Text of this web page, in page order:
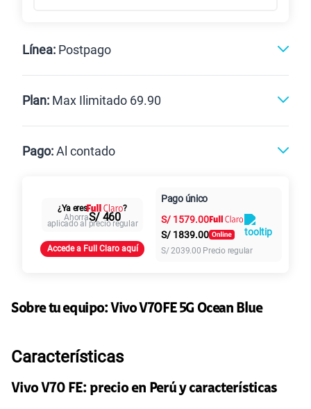
Línea: Postpago
Postpago
Plan: Max Ilimitado 69.90
Paga solo
125GBen alta velocidad
79.90
155 GBen alta velocidad
Ver más planes
Pago:Al contado
Al contado Cuotas Claro
intereses
¿Ya eres
?
AhorraS/ 460
aplicado al precio regular
Accede a Full Claro aquí
Pago único
S/ 1579.00
S/ 1839.00
S/2039.00 Precio regular
Sobre tu equipo: Vivo V70FE 5G Ocean Blue
Características
Vivo V70 FE: precio en Perú y características